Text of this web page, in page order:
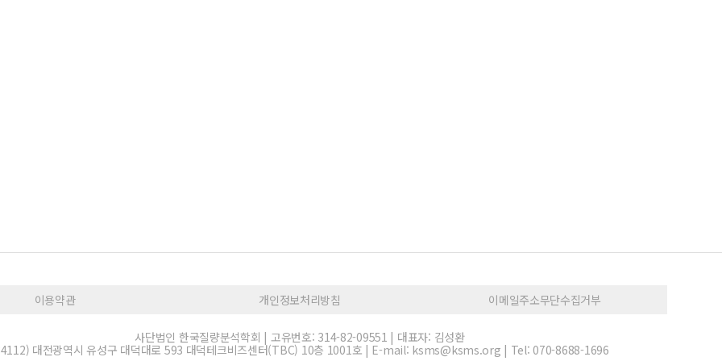
이용약관 개인정보처리방침 이메일주소무단수집거부
사단법인 한국질량분석학회 | 고유번호: 314-82-09551 | 대표자: 김성환
대전광역시 유성구 대덕대로 593 대덕테크비즈센터(TBC) 10층 1001호 | E-mail: ksms@ksms.org | Tel: 070-8688-1696